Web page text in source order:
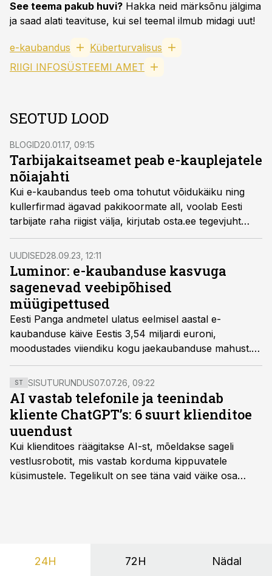
See teema pakub huvi? Hakka neid märksõnu jälgima
ja saad alati teavituse, kui sel teemal ilmub midagi uut!
e-kaubandus
Küberturvalisus
RIIGI INFOSÜSTEEMI AMET
SEOTUD LOOD
BLOGID20.01.17, 09:15
Tarbijakaitseamet peab e-kauplejatele
nõiajahti
Kui e-kaubandus teeb oma tohutut võidukäiku ning
kullerfirmad ägavad pakikoormate all, voolab Eesti
tarbijate raha riigist välja, kirjutab osta.ee tegevjuht
Toomas R. Raist
UUDISED28.09.23, 12:11
Luminor: e-kaubanduse kasvuga
sagenevad veebipõhised
müügipettused
Eesti Panga andmetel ulatus eelmisel aastal e-
kaubanduse käive Eestis 3,54 miljardi euroni,
moodustades viiendiku kogu jaekaubanduse mahust.
Suurest mahust ja kasvust soovivad aga oma osa
saada ka petturid. Luminori tellimusel hiljuti läbi viidud
uuringu kohaselt on iga viies Eesti inimene puutunud
viimase aasta jooksul kokku veebipõhise
müügipettusega.
ST SISUTURUNDUS07.07.26, 09:22
AI vastab telefonile ja teenindab
kliente ChatGPT’s: 6 suurt klienditoe
uuendust
Kui klienditoes räägitakse AI-st, mõeldakse sageli
vestlusrobotit, mis vastab korduma kippuvatele
küsimustele. Tegelikult on see täna vaid väike osa
24H 72H Nädal